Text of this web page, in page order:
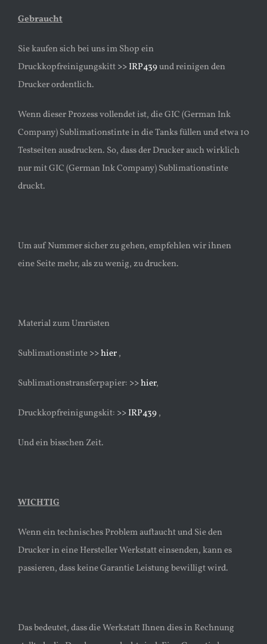
Gebraucht
Sie kaufen sich bei uns im Shop ein
Druckkopfreinigungskitt>> IRP439und reinigen den
Drucker ordentlich.
Wenn dieser Prozess vollendet ist, die GIC (German Ink
Company) Sublimationstinte in die Tanks füllen und etwa 10
Testseiten ausdrucken. So, dass der Drucker auch wirklich
nur mit GIC (German Ink Company) Sublimationstinte
druckt.
Um auf Nummer sicher zu gehen, empfehlen wir ihnen
eine Seite mehr, als zu wenig, zu drucken.
Material zum Umrüsten
Sublimationstinte>> hier,
Sublimationstransferpapier: >> hier,
Druckkopfreinigungskit: >> IRP439,
Und ein bisschen Zeit.
WICHTIG
Wenn ein technisches Problem auftaucht und Sie den
Drucker in eine Hersteller Werkstatt einsenden, kann es
passieren, dass keine Garantie Leistung bewilligt wird.
Das bedeutet, dass die Werkstatt Ihnen dies in Rechnung